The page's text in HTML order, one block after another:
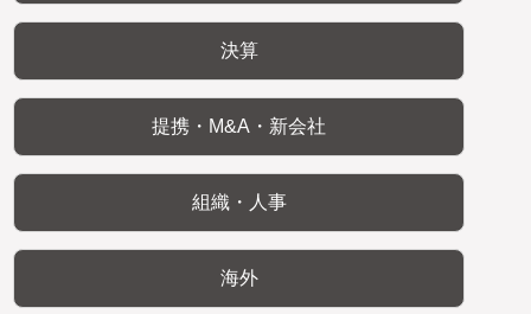
決算
提携・M&A・新会社
組織・人事
海外